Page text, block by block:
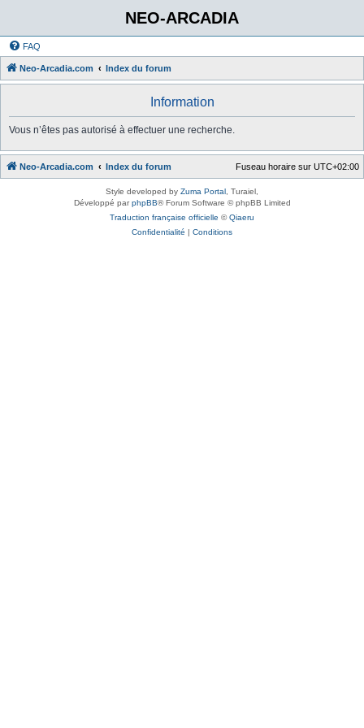
NEO-ARCADIA
FAQ
Neo-Arcadia.com Index du forum
Information
Vous n’êtes pas autorisé à effectuer une recherche.
Neo-Arcadia.com Index du forum Fuseau horaire sur UTC+02:00
Style developed by Zuma Portal , Turaiel,
Développé parphpBB® Forum Software © phpBB Limited
Traduction française officielle ©Qiaeru
Confidentialité | Conditions